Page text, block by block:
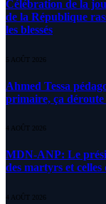
Célébration de la
de la République
les blessés
5 AOÛT 2026
Ahmed Tessa
primaire, ça déroute
4 AOÛT 2026
MDN-ANP: Le
des martyrs et
4 AOÛT 2026